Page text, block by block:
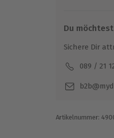
Du
Sichere Dir
089 / 21
Artikelnummer: